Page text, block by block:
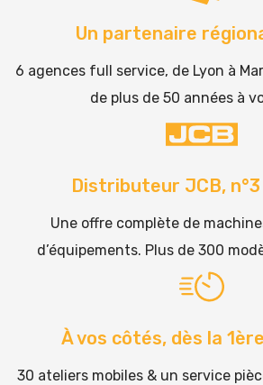
Un partenaire
6 agences full service, de Lyon à
de plus de 50 années à
Distributeur JCB,
Une offre complète de
d’équipements. Plus de 300
À vos côtés, dès la
30 ateliers mobiles & un service